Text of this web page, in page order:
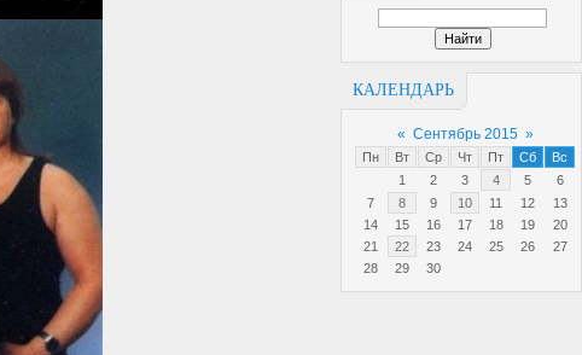
КАЛЕНДАРЬ
« Сентябрь 2015 »
Пн Вт Ср Чт Пт Сб
Вс
1
2 3 4 5
6
7
8 9 10 11 12
13
14
15 16 17 18 19
20
21
22 23 24 25 26
27
28
29 30